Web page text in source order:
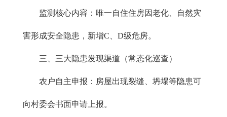
监测核心内容：唯一自住住房因老化、自然灾
害形成安全隐患，新增C、D级危房。
三、三大隐患发现渠道（常态化巡查）
农户自主申报：房屋出现裂缝、坍塌等隐患可
向村委会书面申请上报。